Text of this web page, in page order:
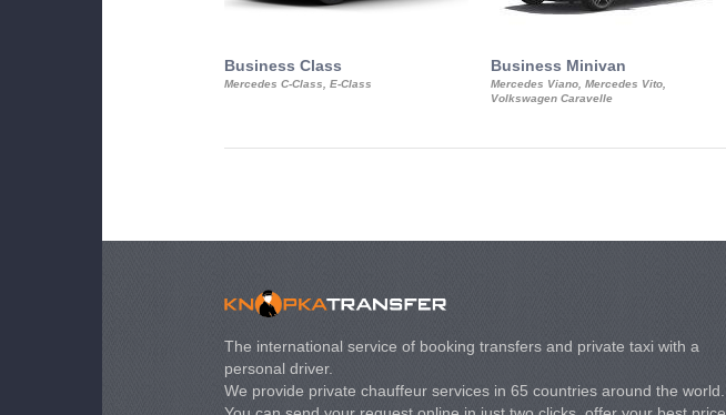
Business Class
Mercedes C-Class, E-Class
Business Minivan
Mercedes Viano, Mercedes Vito,
Volkswagen Caravelle
The international service of booking transfers and private taxi with a
personal driver.
We provide private chauffeur services in 65 countries around the world.